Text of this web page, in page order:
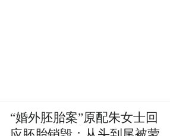
“婚外胚胎案”原配朱女士回